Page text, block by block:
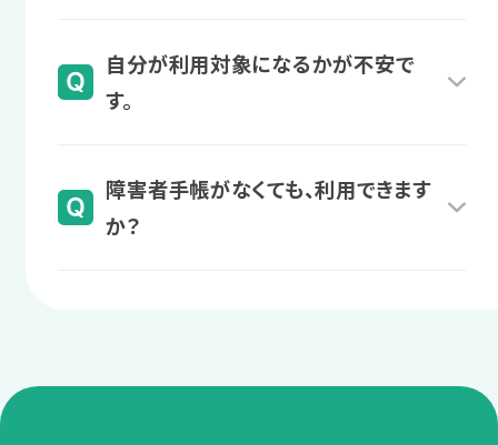
がら、仕事への自信をつけていきま
しょう。
めたり、職場での困りへの対処法を
身につけたりします。
4 復職後
どを、スタッフに相談します。
自分が利用対象になるかが不安で
す。
ます。
また、診断名や障害者手帳がない場合でも、
まずはお気軽にご相談ください。
障害者手帳がなくても、利用できます
か？